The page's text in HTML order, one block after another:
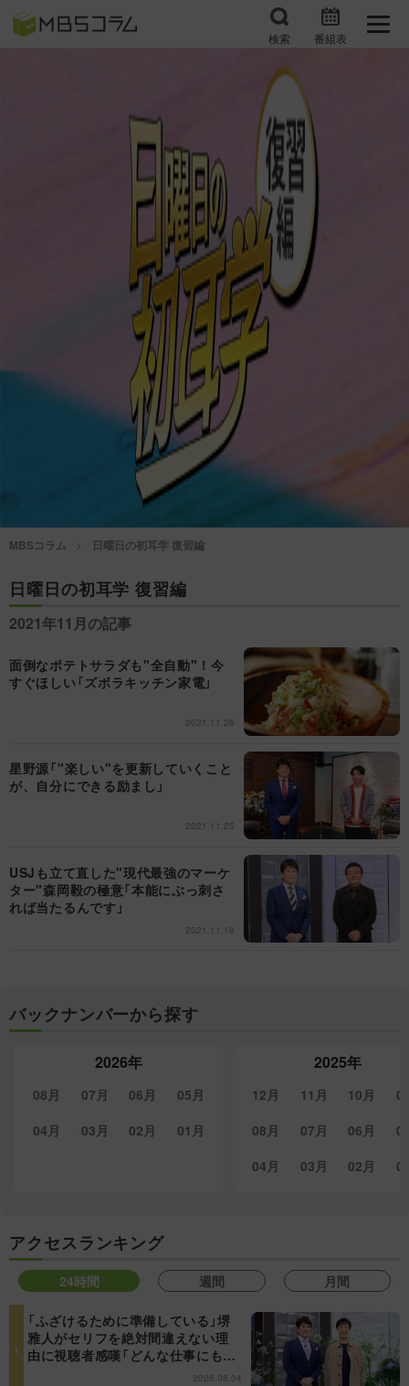
検索 番組表
エンタメMBS
3分で読める！『ザ・リー
ダー』たちの泣き笑い
もう一度楽しむプレバト
サタプラ ～気になる情
所さんお届けモノです！
の気になるトコロ
月曜の蛙、大海を知る。
マニアックでメカニカル
そしてＭＢＳ的なＭなス
何が起こるかホンマにわ
からん！？「ごぶごぶ」の
トリセツ
レストランだけじゃない
「水野真紀の魔法のレスト
ラン」
痛快！明石家電視台に、
エエ話はいらんねん！
読める！「生！池上彰×山
MBSコラム 日曜日の初耳学 復習編
日曜日の初耳学 復習編
2021年11月の記事
面倒なポテトサラダも"全自動"！今
すぐほしい「ズボラキッチン家電」
2021.11.26
星野源「"楽しい"を更新していくこと
が、自分にできる励まし」
2021.11.25
USJも立て直した"現代最強のマーケ
ター"森岡毅の極意「本能にぶっ刺さ
れば当たるんです」
2021.11.18
バックナンバーから探す
2026年
08月 07月 06月
05月
04月
03月 02月 01月
2025年
12月 11月 10月
08月
07月 06月
04月
03月 02月
アクセスランキング
24時間 週間 月間
「ふざけるために準備している」堺
雅人がセリフを絶対間違えない理
由に視聴者感嘆「どんな仕事にも当
てはまる」【日曜日の初耳学】2026.08.04